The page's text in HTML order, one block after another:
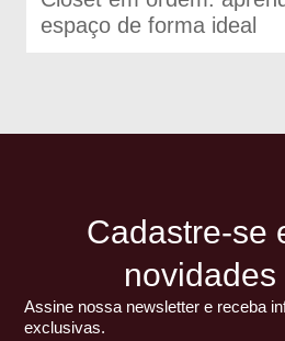
espaço de forma ideal
Cadastre-se
novidades
Assine nossa newsletter e receba
exclusivas.